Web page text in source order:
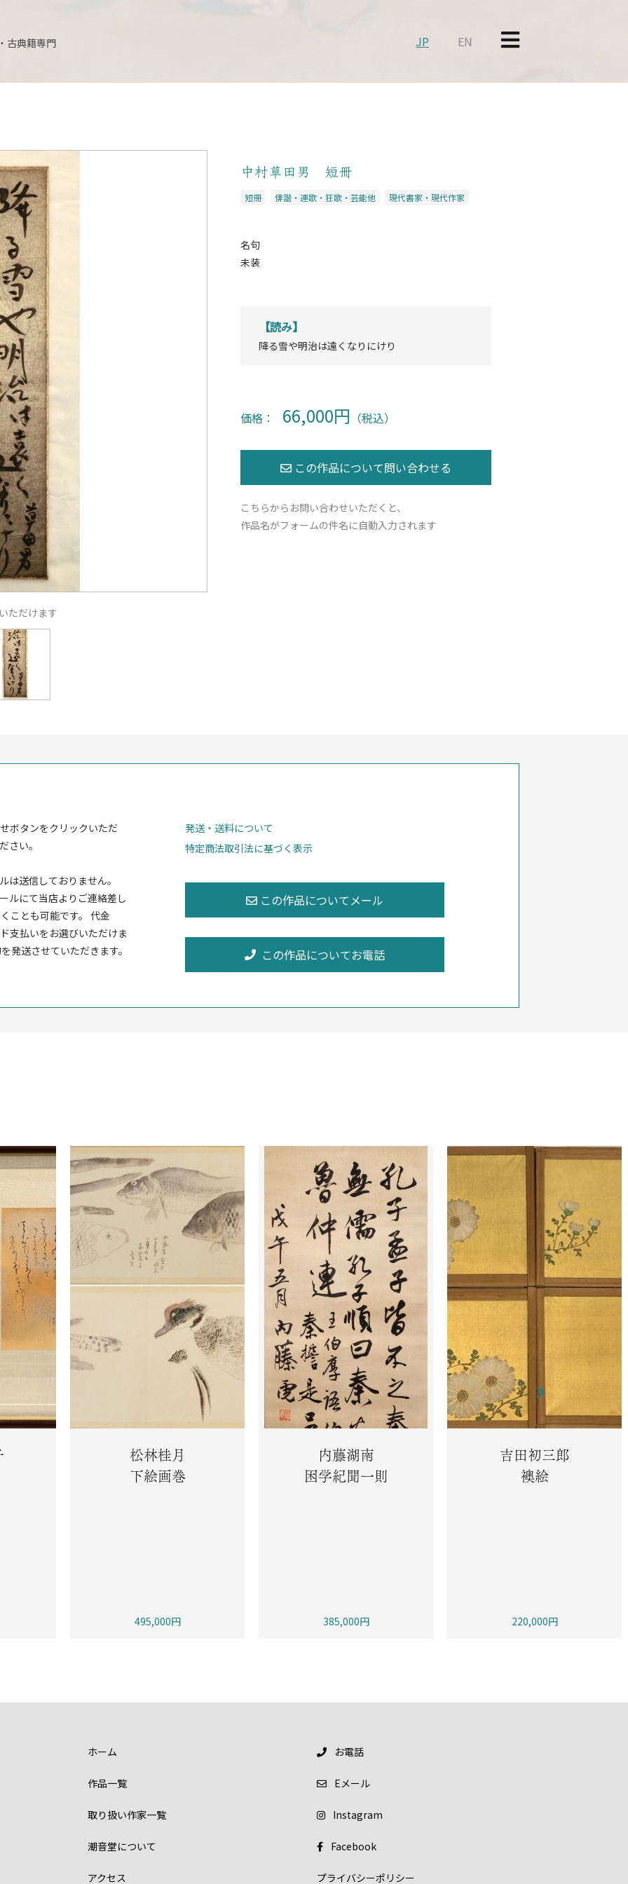
古典籍専門 JP EN
ただけます
中村草田男 短冊
短冊 俳諧・連歌・狂歌・芸能他 現代書家・現代作家
名句
未装
【読み】
降る雪や明治は遠くなりにけり
価格： 66,000円 （税込）
こちらからお問い合わせいただくと、
作品名がフォームの件名に自動入力されます
ボタンをクリックいただ
さい。
は送信しておりません。
ルにて当店よりご連絡差し
ことも可能です。 代金
支払いをお選びいただけま
発送させていただきます。
発送・送料について
特定商法取引法に基づく表示
この作品についてお電話
松林桂月
下絵画巻
495,000円
内藤湖南
困学紀聞一則
385,000円
吉田初三郎
襖絵
220,000円
ホーム
作品一覧
取り扱い作家一覧
潮音堂について
アクセス
お電話
Eメール
Instagram
Facebook
プライバシーポリシー